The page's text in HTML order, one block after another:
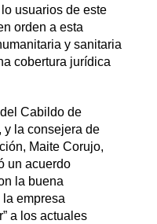
usuarios de este
orden a esta
y sanitaria
cobertura jurídica
Cabildo de
y la consejera de
Maite Corujo,
un acuerdo
la buena
empresa
a los actuales